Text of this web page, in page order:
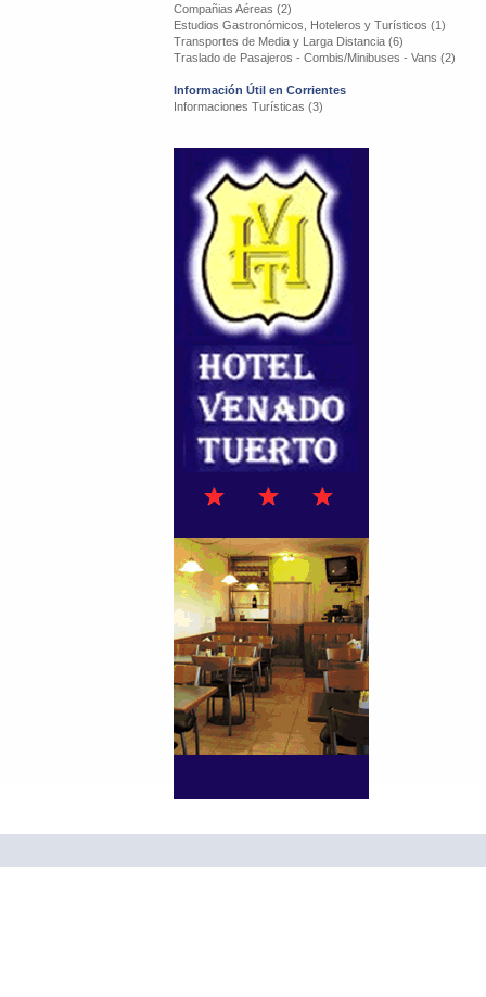
Compañias Aéreas (2)
Estudios Gastronómicos, Hoteleros y Turísticos (1)
Transportes de Media y Larga Distancia (6)
Traslado de Pasajeros - Combis/Minibuses - Vans (2)
Información Útil en Corrientes
Informaciones Turísticas (3)